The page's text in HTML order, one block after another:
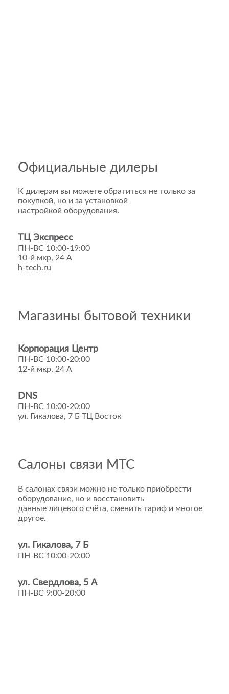
Официальные дилеры
К дилерам вы можете обратиться не только за
покупкой, но и за установкой
настройкой оборудования.
ТЦ Экспресс
ПН-ВС 10:00-19:00
10-й мкр, 24 А
h-tech.ru
Магазины бытовой техники
Корпорация Центр
ПН-ВС 10:00-20:00
12-й мкр, 24 А
DNS
ПН-ВС 10:00-20:00
ул. Гикалова, 7 Б ТЦ Восток
Салоны связи МТС
В салонах связи можно не только приобрести
оборудование, но и восстановить
данные лицевого счёта, сменить тариф и многое
другое.
ул. Гикалова, 7 Б
ПН-ВС 10:00-20:00
ул. Свердлова, 5 А
ПН-ВС 9:00-20:00